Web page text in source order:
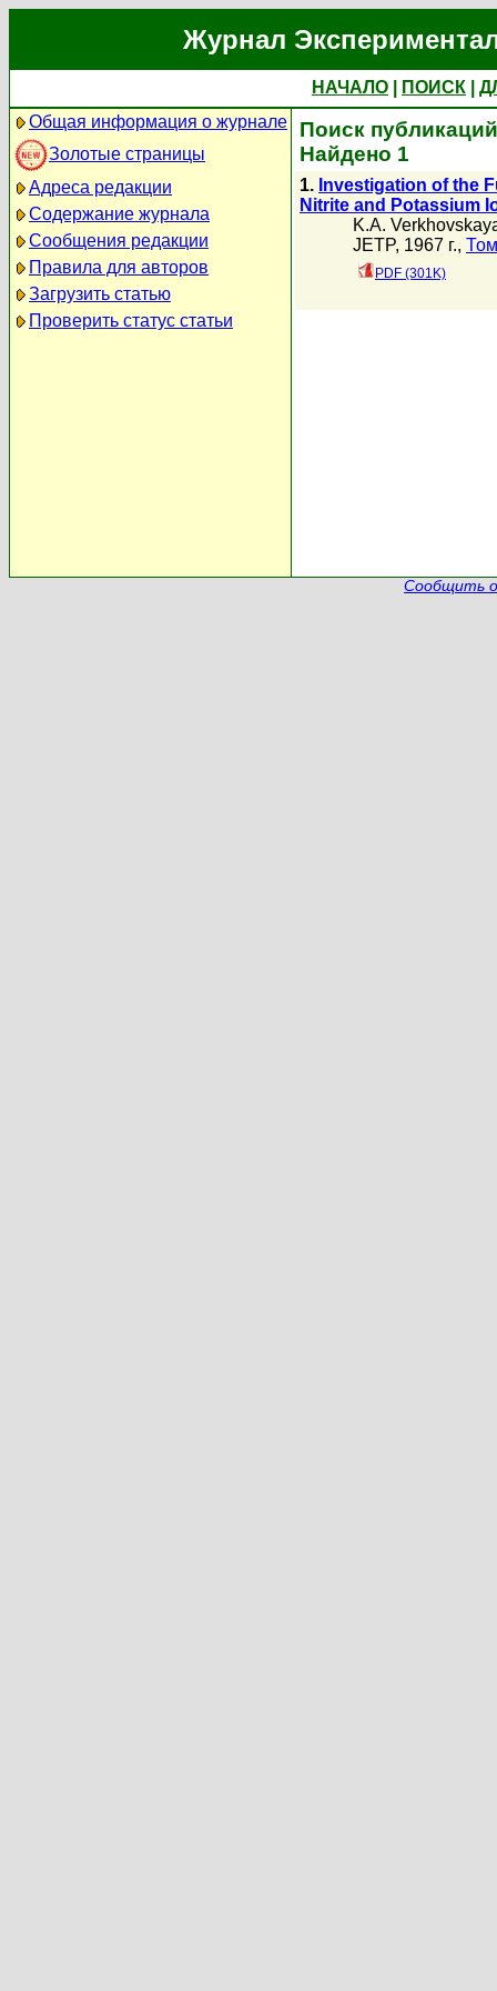
Журнал
НАЧАЛО ПОИСК
Общая информация о журнале
Золотые страницы
Адреса редакции
Содержание журнала
Сообщения редакции
Правила для авторов
Загрузить статью
Проверить статус статьи
Поиск
Найдено 1
1. Investigation of the
Nitrite and Potassium
K.A.
JETP, 1967 г.,
PDF (301K)
Сообщить о